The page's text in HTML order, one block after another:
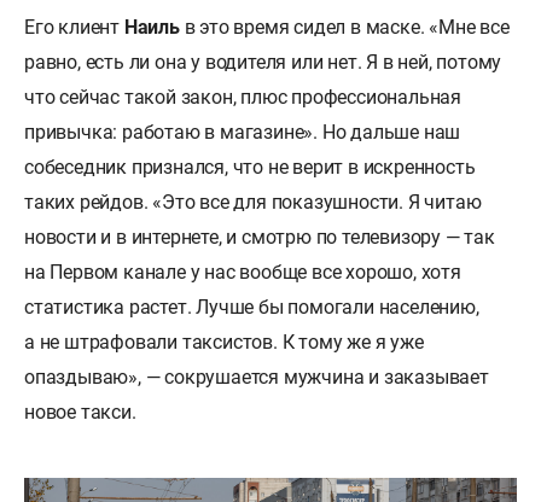
Его клиент Наиль в это время сидел в маске. «Мне все
равно, есть ли она у водителя или нет. Я в ней, потому
что сейчас такой закон, плюс профессиональная
привычка: работаю в магазине». Но дальше наш
собеседник признался, что не верит в искренность
таких рейдов. «Это все для показушности. Я читаю
новости и в интернете, и смотрю по телевизору — так
на Первом канале у нас вообще все хорошо, хотя
статистика растет. Лучше бы помогали населению,
а не штрафовали таксистов. К тому же я уже
опаздываю», — сокрушается мужчина и заказывает
новое такси.